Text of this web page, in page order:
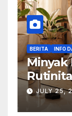
BERITA INFO
Minyak
Padat
JULY 25,